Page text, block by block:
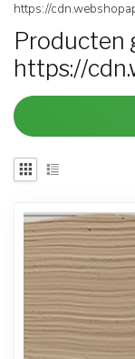
https://
Producten
https://